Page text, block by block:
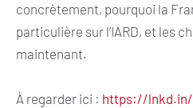
concrètement, pourquoi la
particulière sur l’IARD, et les
maintenant.
À regarder ici : https://lnkd.in/